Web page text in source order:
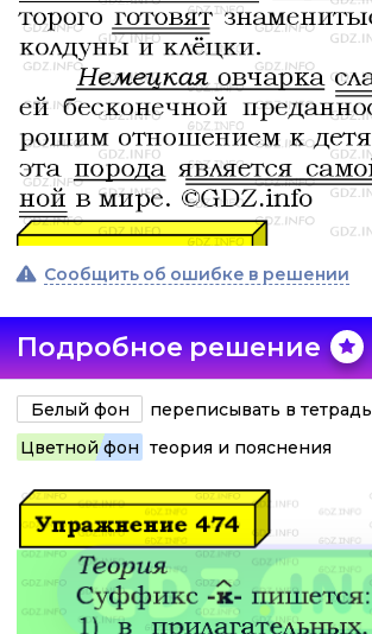
Сообщить об ошибке в решении
Подробное решение
Белый фон
переписывать в тетрадь
Цветной фон теория и пояснения